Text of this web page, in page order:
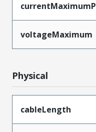
voltageMaximum
Physical
cableLength